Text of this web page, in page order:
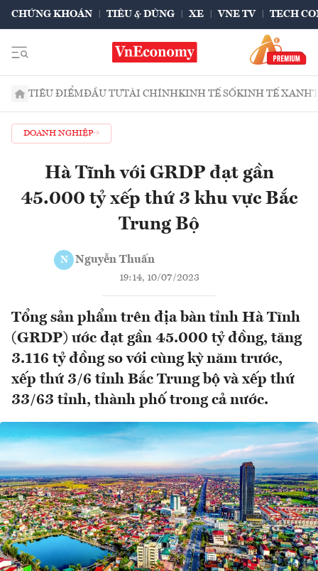
CHỨNG KHOÁN TIÊU & DÙNG XE VNE TV TECH
TIÊU ĐIỂMĐẦU TƯTÀI CHÍNHKINH TẾ SỐKINH TẾ XANH
DOANH NGHIỆP
Hà Tĩnh với GRDP đạt gần
45.000 tỷ xếp thứ 3 khu vực Bắc
Trung Bộ
N Nguyễn Thuấn
19:14, 10/07/2023
Tổng sản phẩm trên địa bàn tỉnh Hà Tĩnh
(GRDP) ước đạt gần 45.000 tỷ đồng, tăng
3.116 tỷ đồng so với cùng kỳ năm trước,
xếp thứ 3/6 tỉnh Bắc Trung bộ và xếp thứ
33/63 tỉnh, thành phố trong cả nước.